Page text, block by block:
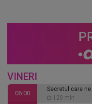
VINERI
06:00
Secretul care
120 min